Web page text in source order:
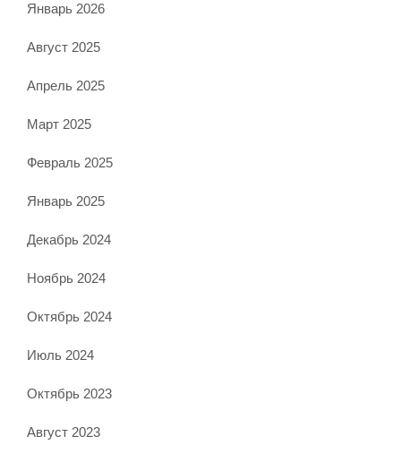
Январь 2026
Август 2025
Апрель 2025
Март 2025
Февраль 2025
Январь 2025
Декабрь 2024
Ноябрь 2024
Октябрь 2024
Июль 2024
Октябрь 2023
Август 2023